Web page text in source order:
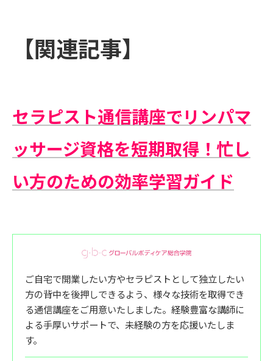
【関連記事】
セラピスト通信講座でリンパマ
ッサージ資格を短期取得！忙し
い方のための効率学習ガイド
ご自宅で開業したい方やセラピストとして独立したい
方の背中を後押しできるよう、様々な技術を取得でき
る通信講座をご用意いたしました。経験豊富な講師に
よる手厚いサポートで、未経験の方を応援いたしま
す。